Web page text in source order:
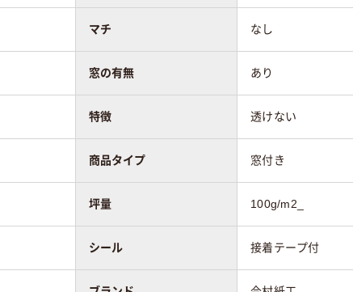
マチ なし
窓の有無 あり
特徴 透けない
商品タイプ 窓付き
坪量 100g/m2_
シール 接着テープ付